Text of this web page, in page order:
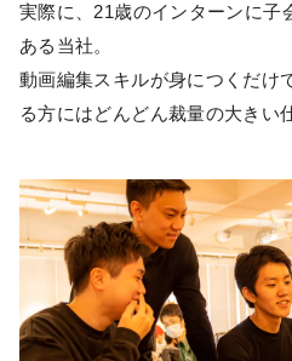
実際に、21歳のインターンに子
ある当社。
動画編集スキルが身につくだけ
る方にはどんどん裁量の大きい